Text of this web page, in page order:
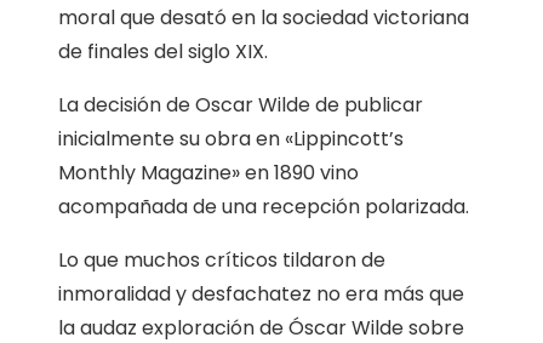
moral que desató en la sociedad victoriana
de finales del siglo XIX.
La decisión de Oscar Wilde de publicar
inicialmente su obra en «Lippincott’s
Monthly Magazine» en 1890 vino
acompañada de una recepción polarizada.
Lo que muchos críticos tildaron de
inmoralidad y desfachatez no era más que
la audaz exploración de Óscar Wilde sobre